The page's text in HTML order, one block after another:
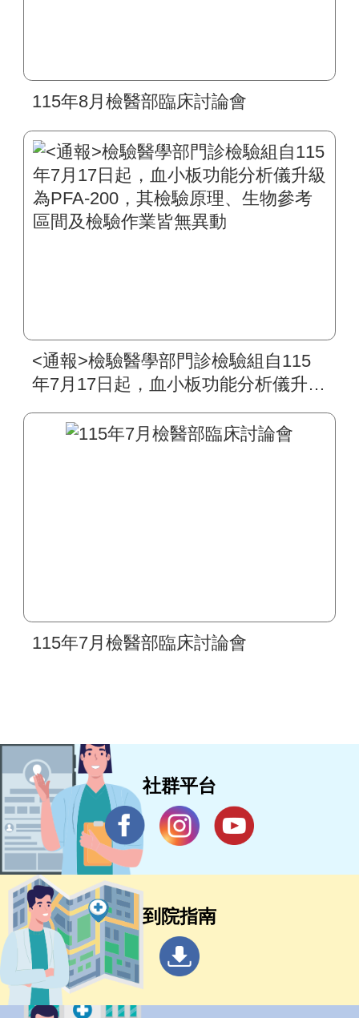
115年8月檢醫部臨床討論會
<通報>檢驗醫學部門診檢驗組自115
年7月17日起，血小板功能分析儀升級
區間及檢驗作業皆無異動
115年7月檢醫部臨床討論會
社群平台
到院指南